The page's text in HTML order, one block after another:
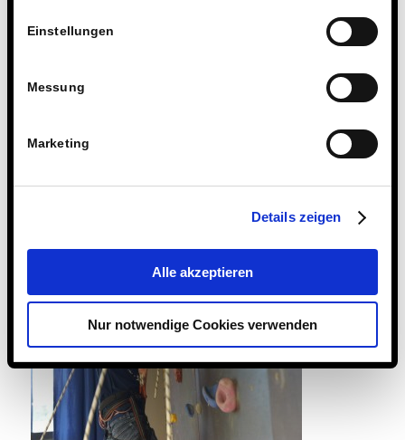
Einstellungen
Messung
Marketing
Details zeigen
Alle akzeptieren
Nur notwendige Cookies verwenden